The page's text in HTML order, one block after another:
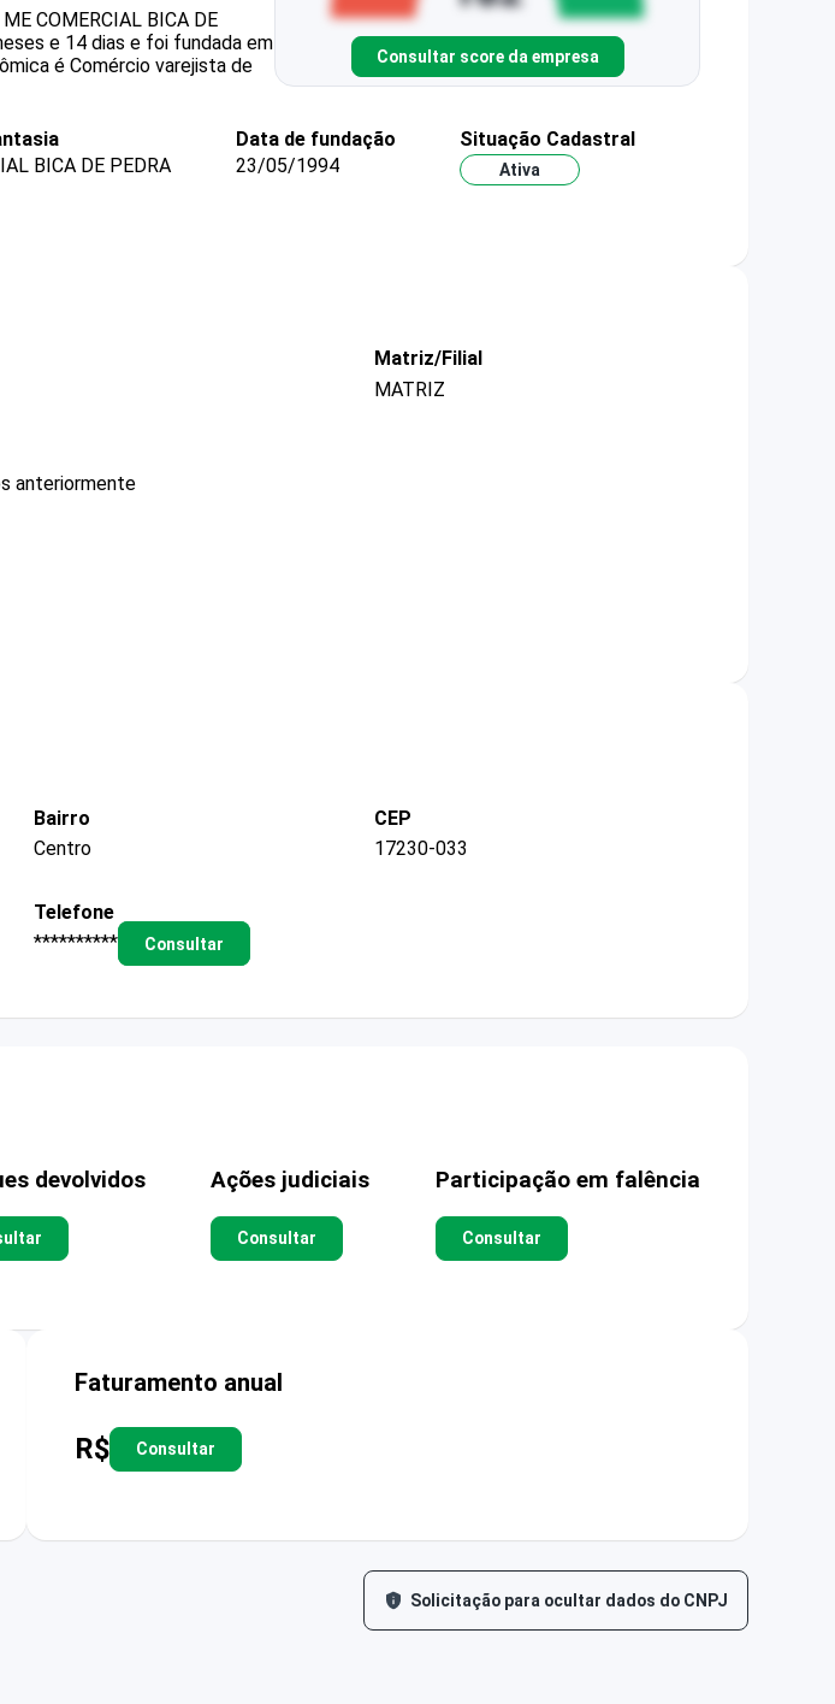
ME COMERCIAL BICA DE
e 14 dias e foi fundada em
é Comércio varejista de
Consultar score da empresa
BICA DE PEDRA
Data de fundação
23/05/1994
Situação Cadastral
Ativa
Matriz/Filial
MATRIZ
anteriormente
Bairro
Centro
CEP
17230-033
Telefone
**********
Consultar
devolvidos Ações judiciais
Consultar
Participação em falência
Consultar
Faturamento anual
R$ Consultar
Solicitação para ocultar dados do CNPJ